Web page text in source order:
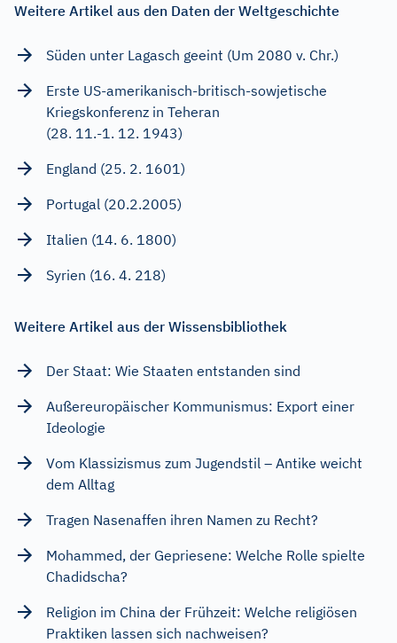
Weitere Artikel aus den Daten der Weltgeschichte
Süden unter Lagasch geeint (Um 2080 v. Chr.)
Erste US-amerikanisch-britisch-sowjetische
Kriegskonferenz in Teheran
(28. 11.-1. 12. 1943)
England (25. 2. 1601)
Portugal (20.2.2005)
Italien (14. 6. 1800)
Syrien (16. 4. 218)
Weitere Artikel aus der Wissensbibliothek
Der Staat: Wie Staaten entstanden sind
Außereuropäischer Kommunismus: Export einer
Ideologie
Vom Klassizismus zum Jugendstil – Antike weicht
dem Alltag
Tragen Nasenaffen ihren Namen zu Recht?
Mohammed, der Gepriesene: Welche Rolle spielte
Chadidscha?
Religion im China der Frühzeit: Welche religiösen
Praktiken lassen sich nachweisen?